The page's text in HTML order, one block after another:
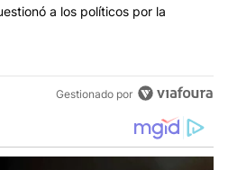
el título "García Cuerva cuestionó
a los políticos por la
Gestionado por